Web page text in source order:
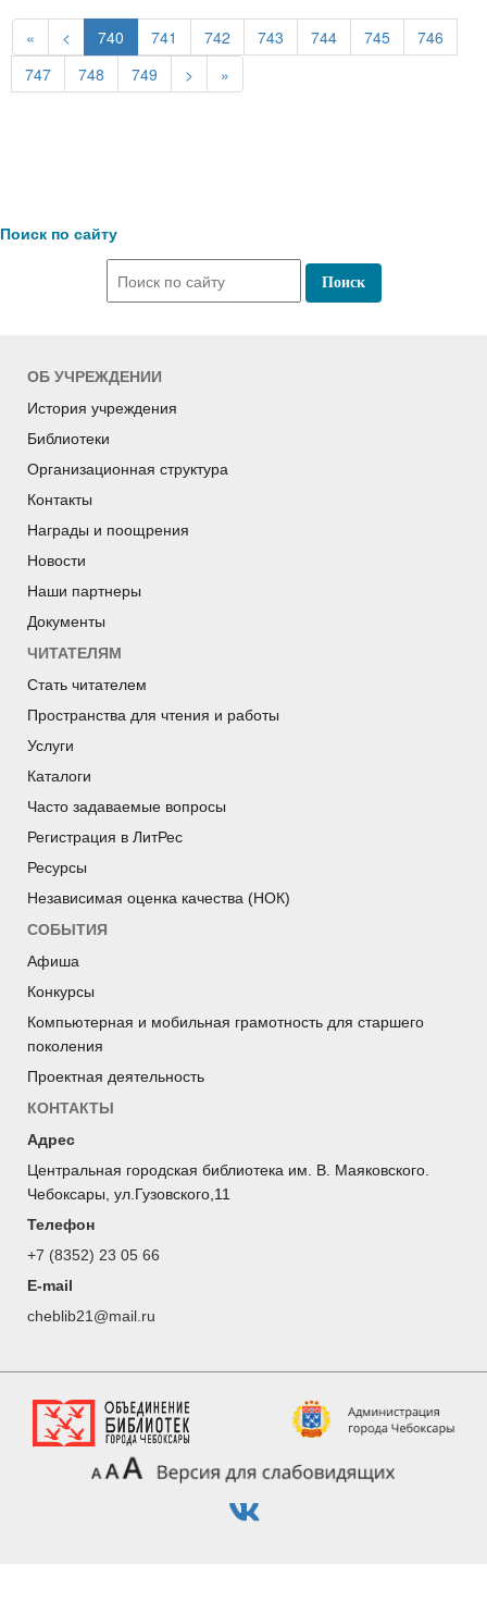
« < 740 741 742 743 744 745
746
747
748 749 > »
Поиск по сайту
ОБ УЧРЕЖДЕНИИ
История учреждения
Библиотеки
Организационная структура
Контакты
Награды и поощрения
Новости
Наши партнеры
Документы
ЧИТАТЕЛЯМ
Стать читателем
Пространства для чтения и работы
Услуги
Каталоги
Часто задаваемые вопросы
Регистрация в ЛитРес
Ресурсы
Независимая оценка качества (НОК)
СОБЫТИЯ
Афиша
Конкурсы
Компьютерная и мобильная грамотность для старшего
поколения
Проектная деятельность
КОНТАКТЫ
Адрес
Центральная городская библиотека им. В. Маяковского.
Чебоксары, ул.Гузовского,11
Телефон
+7 (8352) 23 05 66
E-mail
cheblib21@mail.ru